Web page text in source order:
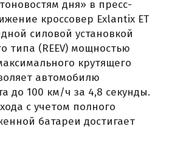
дня» в пресс-
кроссовер Exlantix ET
силовой установкой
типа (REEV) мощностью
крутящего
автомобилю
до 100 км/ч за 4,8 секунды.
с учетом полного
батареи достигает